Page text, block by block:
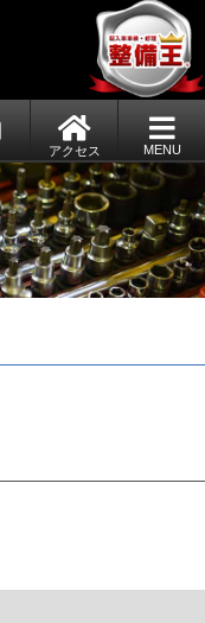
アクセス MENU